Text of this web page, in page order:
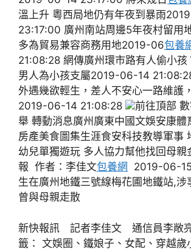
溫上升 粵西局地仍有年夜到暴雨
23:17:00 廣州南站周邊5年夜村留用
多為貿易兼容商務用地2019-06包養
21:08:28 網傳廣州環市路有人偷小孩
男人為小孩支屬2019-06-14
外遇幾欲輕生，差人不安心一路維護
2019-06-14 21:08:28
前往頂部
舉 轉動消息廣州廣東中國文娛安康體
房產美食圖集生涯食安科技教導軍事
幼兒單獨遊玩 多人協力幫他找回母
報 作者：李佳文包養網 2019-06-
生在廣州地鐵三號線梅花圃地鐵站,涉
曾與母親走散
新快報訊 記者李佳文 通信員李敞
籤： 文娛圈、鐵娘子、女配、穿越歲